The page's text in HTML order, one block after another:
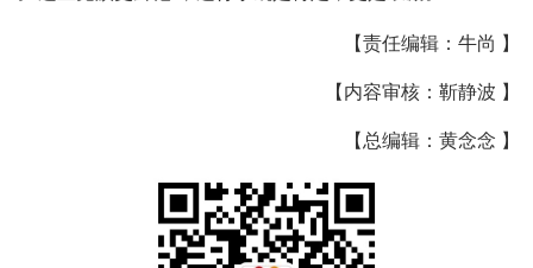
【责任编辑：牛尚 】
【内容审核：靳静波 】
【总编辑：黄念念 】